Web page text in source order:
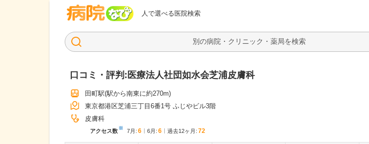
人で選べる医院検索
病院なび
検索
口コミ・評判:医療法人社団如水会芝浦皮膚科
田町駅(駅から南東に約270m)
東京都港区芝浦三丁目6番1号 ふじやビル3階
皮膚科
アクセス数※ 7月 : 6 6月 : 6 過去12ヶ月: 72